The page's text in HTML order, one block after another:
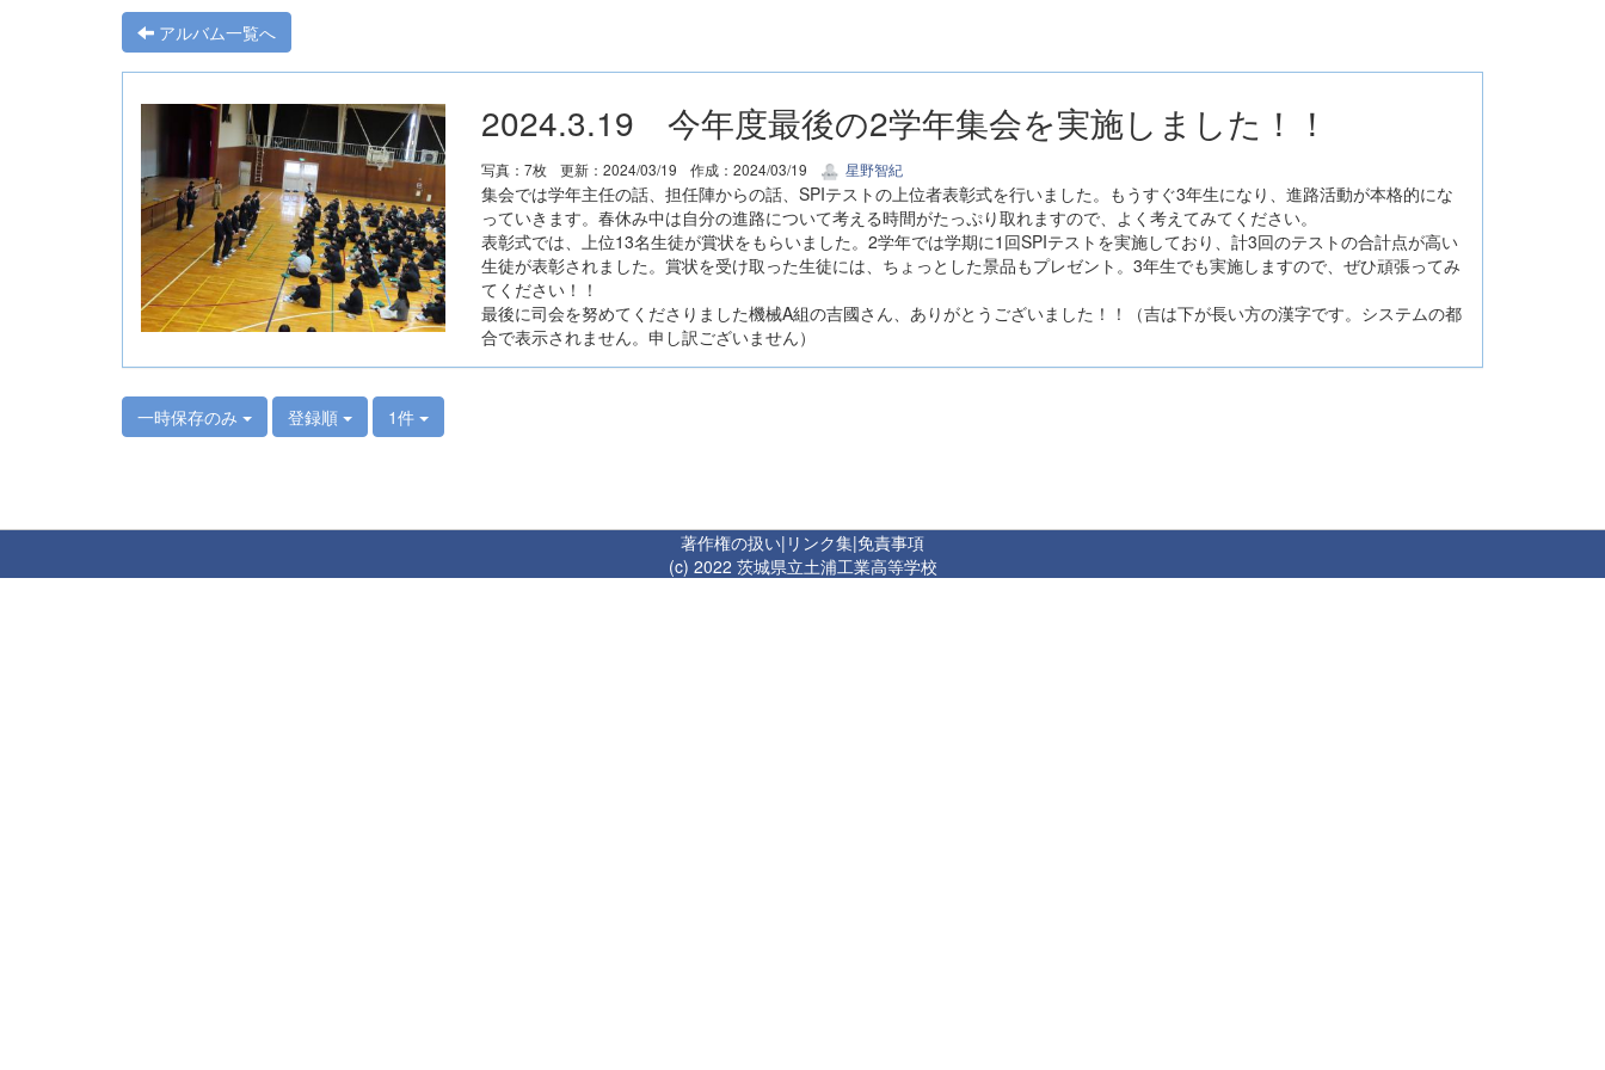
アルバム一覧へ
2024.3.19 今年度最後の2学年集会を実施しました！！
写真：7枚 更新：2024/03/19 作成：2024/03/19 星野智紀
集会では学年主任の話、担任陣からの話、SPIテストの上位者表彰式を行いました。もうすぐ3年生になり、進路活動が本格的にな
っていきます。春休み中は自分の進路について考える時間がたっぷり取れますので、よく考えてみてください。
表彰式では、上位13名生徒が賞状をもらいました。2学年では学期に1回SPIテストを実施しており、計3回のテストの合計点が高い
生徒が表彰されました。賞状を受け取った生徒には、ちょっとした景品もプレゼント。3年生でも実施しますので、ぜひ頑張ってみ
てください！！
最後に司会を努めてくださりました機械A組の吉國さん、ありがとうございました！！（吉は下が長い方の漢字です。システムの都
合で表示されません。申し訳ございません）
一時保存のみ 登録順 1件
著作権の扱い| リンク集|免責事項
(c) 2022 茨城県立土浦工業高等学校